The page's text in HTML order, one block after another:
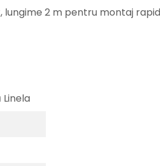
2 m pentru montaj